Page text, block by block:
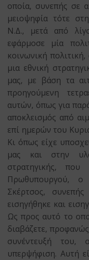
οποία, συνεπής σε
μειοψηφία τότε
Ν.Δ., μετά από
εφάρμοσε μία
κοινωνική
μια εθνική
μας, με βάση τα
προηγούμενη
αυτών, όπως για
αποκλεισμός από
επί ημερών του
Κι όπως είχε
μας και στην
στρατηγικής,
Πρωθυπουργού, ο
Σκέρτσος,
εισηγήθηκε και
Ως προς αυτό το
διαβάζετε,
συνέντευξή του,
υπερψήφιση. Αυτή